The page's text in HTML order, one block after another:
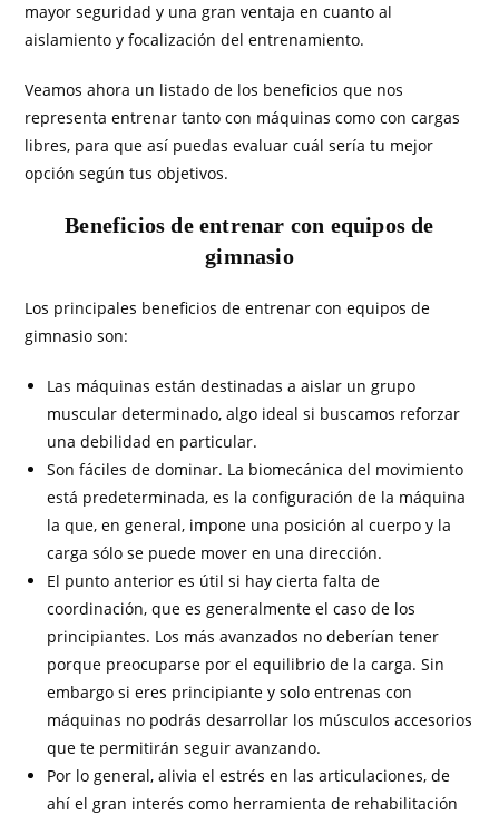
mayor seguridad y una gran ventaja en cuanto al
aislamiento y focalización del entrenamiento.
Veamos ahora un listado de los beneficios que nos
representa entrenar tanto con máquinas como con cargas
libres, para que así puedas evaluar cuál sería tu mejor
opción según tus objetivos.
Beneficios de entrenar con equipos de
gimnasio
Los principales beneficios de entrenar con equipos de
gimnasio son:
Las máquinas están destinadas a aislar un grupo
muscular determinado, algo ideal si buscamos reforzar
una debilidad en particular.
Son fáciles de dominar. La biomecánica del movimiento
está predeterminada, es la configuración de la máquina
la que, en general, impone una posición al cuerpo y la
carga sólo se puede mover en una dirección.
El punto anterior es útil si hay cierta falta de
coordinación, que es generalmente el caso de los
principiantes. Los más avanzados no deberían tener
porque preocuparse por el equilibrio de la carga. Sin
embargo si eres principiante y solo entrenas con
máquinas no podrás desarrollar los músculos accesorios
que te permitirán seguir avanzando.
Por lo general, alivia el estrés en las articulaciones, de
ahí el gran interés como herramienta de rehabilitación